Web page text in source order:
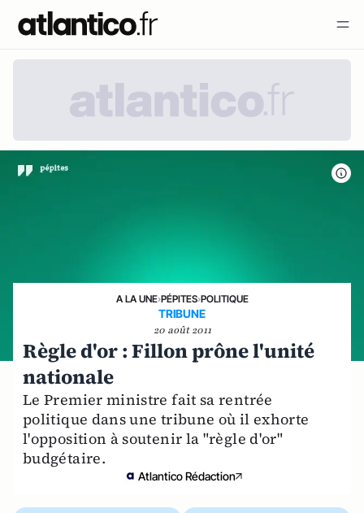
A LA UNE›PÉPITES›POLITIQUE
TRIBUNE
20 août 2011
Règle d'or : Fillon prône l'unité
nationale
Le Premier ministre fait sa rentrée
politique dans une tribune où il exhorte
l'opposition à soutenir la "règle d'or"
budgétaire.
Atlantico Rédaction